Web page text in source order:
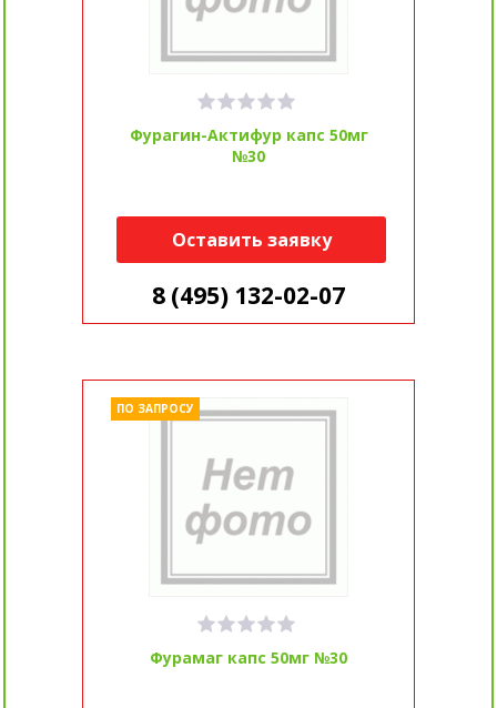
Фурагин-Актифур капс 50мг
№30
Оставить заявку
8 (495) 132-02-07
Фурамаг капс 50мг №30
ПО ЗАПРОСУ